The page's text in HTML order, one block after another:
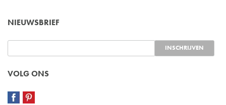
NIEUWSBRIEF
VOLG ONS